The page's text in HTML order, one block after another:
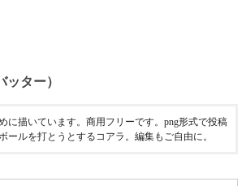
ター）
に描いています。商用フリーです。png形式で投稿
ールを打とうとするコアラ。編集もご自由に。